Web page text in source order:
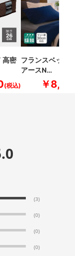
高密
フランスベッド
アースN…
￥
(3)
(0)
(0)
(0)